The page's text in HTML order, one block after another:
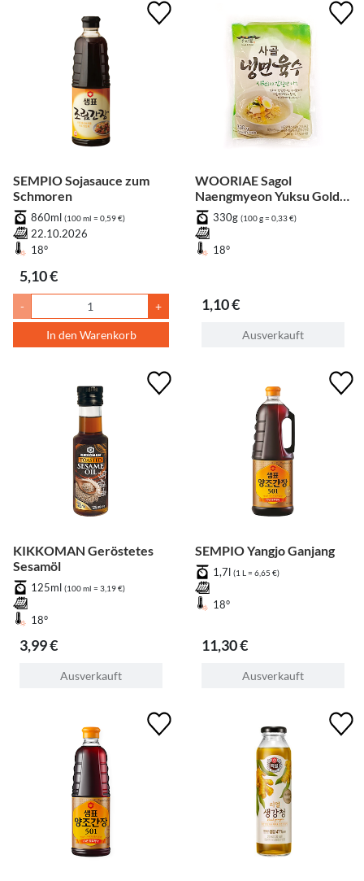
SEMPIO Sojasauce zum
Schmoren
860ml (100 ml = 0,59 €)
22.10.2026
18°
5,10 €
- +
In den Warenkorb
WOORIAE Sagol
Naengmyeon Yuksu Gold -
Rindfleisch
330g (100 g = 0,33 €)
18°
1,10 €
Ausverkauft
KIKKOMAN Geröstetes
Sesamöl
125ml (100 ml = 3,19 €)
18°
3,99 €
Ausverkauft
SEMPIO Yangjo Ganjang
1,7l (1 L = 6,65 €)
18°
11,30 €
Ausverkauft